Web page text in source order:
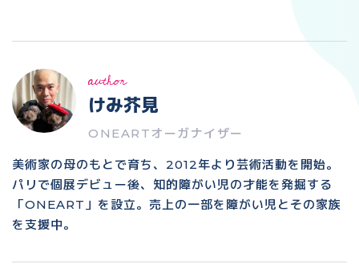
author
けみ芥見
ONEARTオーガナイザー
美術家の母のもとで育ち、2012年より芸術活動を開始。
パリで個展デビュー後、知的障がい児の才能を発掘する
「ONEART」を設立。売上の一部を障がい児とその家族
を支援中。